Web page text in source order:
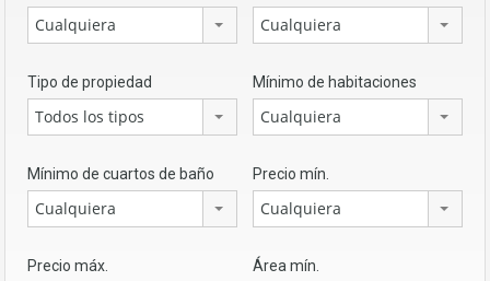
Cualquiera Cualquiera
Tipo de propiedad
Todos los tipos
Mínimo de habitaciones
Cualquiera
Mínimo de cuartos de baño
Cualquiera
Precio mín.
Cualquiera
Precio máx. Área mín.